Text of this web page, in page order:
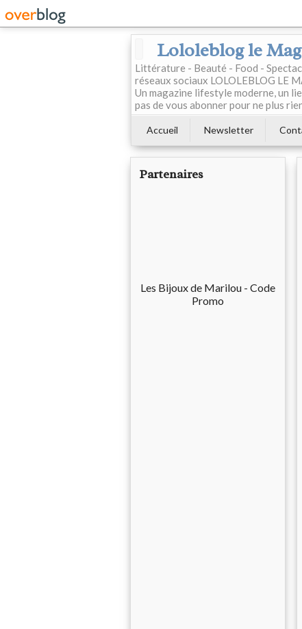
Lololeblog le Mag
Littérature - Beauté - Food -
réseaux sociaux LOLOLEBLOG LE
Un magazine lifestyle moderne, un
pas de vous abonner pour ne plus
Accueil Newsletter
Partenaires
Les Bijoux de Marilou - Code
Promo